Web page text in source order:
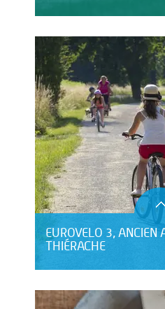
EUROVELO 3, ANCIEN
THIÉRACHE